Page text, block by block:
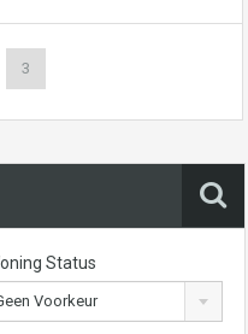
3
Status
Voorkeur